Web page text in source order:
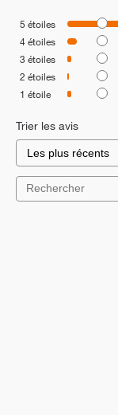
5 étoiles
4étoiles
3 étoiles
2 étoiles
1 étoile
Trier les avis